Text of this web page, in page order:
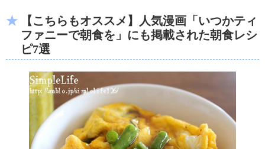
【こちらもオススメ】人気漫画「いつかティ
ファニーで朝食を」にも掲載された朝食レシ
ピ7選